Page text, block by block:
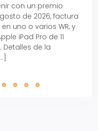
con un premio
de 2026, factura
uno o varios WR, y
iPad Pro de 11
Detalles de la